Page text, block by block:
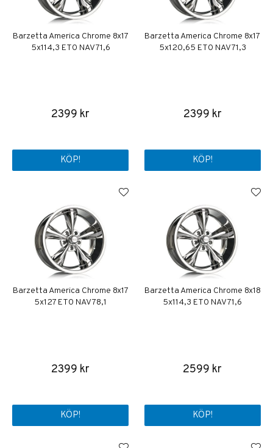
Barzetta America Chrome 8x17
5x114,3 ET0 NAV 71,6
2399 kr
KÖP!
Barzetta America Chrome 8x17
5x120,65 ET0 NAV 71,3
2399 kr
KÖP!
Barzetta America Chrome 8x17
5x127 ET0 NAV 78,1
2399 kr
KÖP!
Barzetta America Chrome 8x18
5x114,3 ET0 NAV 71,6
2599 kr
KÖP!